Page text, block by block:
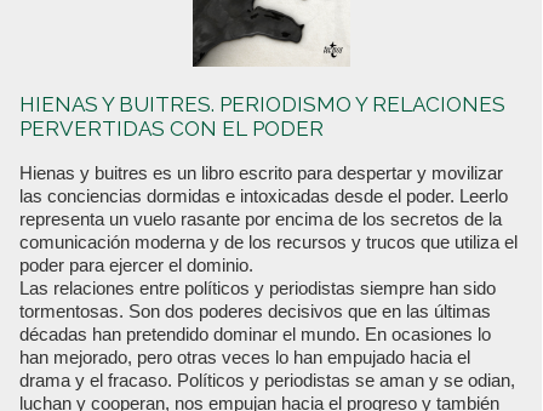
HIENAS Y BUITRES. PERIODISMO Y RELACIONES
PERVERTIDAS CON EL PODER
Hienas y buitres es un libro escrito para despertar y movilizar
las conciencias dormidas e intoxicadas desde el poder. Leerlo
representa un vuelo rasante por encima de los secretos de la
comunicación moderna y de los recursos y trucos que utiliza el
poder para ejercer el dominio.
Las relaciones entre políticos y periodistas siempre han sido
tormentosas. Son dos poderes decisivos que en las últimas
décadas han pretendido dominar el mundo. En ocasiones lo
han mejorado, pero otras veces lo han empujado hacia el
drama y el fracaso. Políticos y periodistas se aman y se odian,
luchan y cooperan, nos empujan hacia el progreso y también